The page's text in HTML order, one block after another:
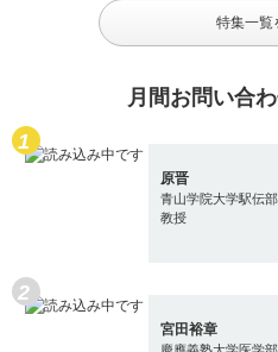
特集一覧
月間お問い合
原晋
青山学院大学駅伝
教授
宮田裕章